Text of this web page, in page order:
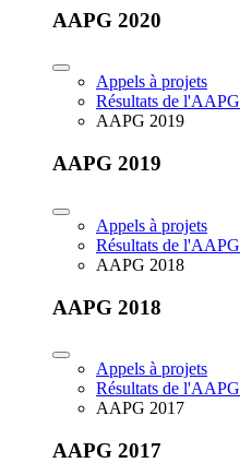
AAPG 2020
Appels à projets
Résultats de l'AAPG
AAPG 2019
AAPG 2019
Appels à projets
Résultats de l'AAPG
AAPG 2018
AAPG 2018
Appels à projets
Résultats de l'AAPG
AAPG 2017
AAPG 2017